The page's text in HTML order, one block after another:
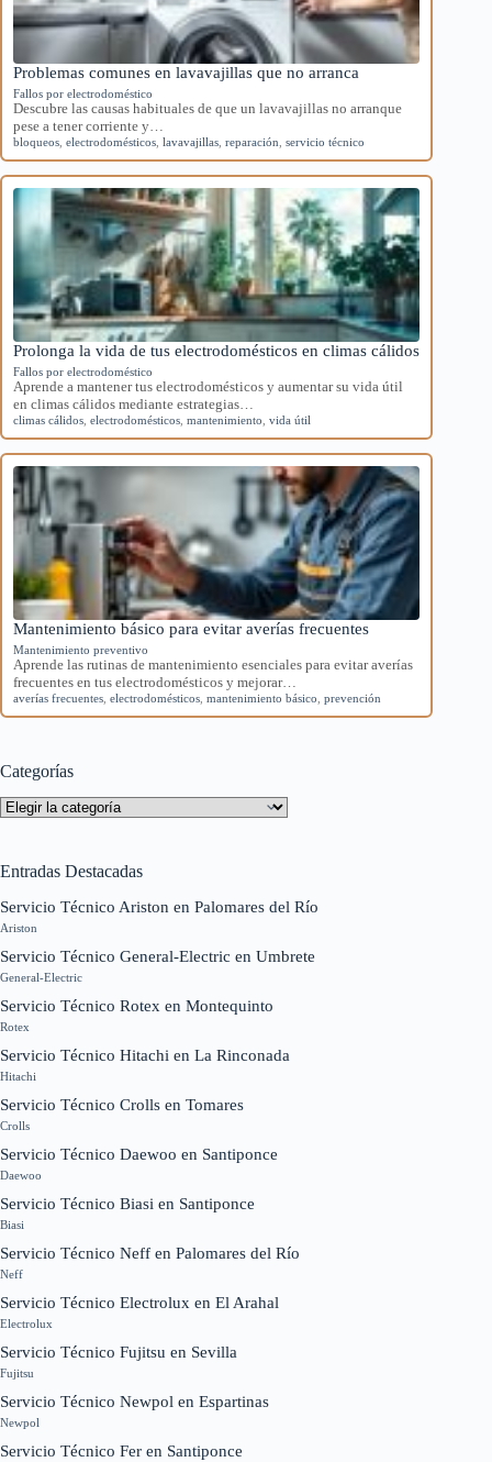
Problemas comunes en lavavajillas que no arranca
Fallos por electrodoméstico
Descubre las causas habituales de que un lavavajillas no arranque
pese a tener corriente y…
bloqueos electrodomésticos lavavajillas reparación servicio técnico
Prolonga la vida de tus electrodomésticos en climas cálidos
Fallos por electrodoméstico
Aprende a mantener tus electrodomésticos y aumentar su vida útil
en climas cálidos mediante estrategias…
climas cálidos electrodomésticos mantenimiento vida útil
Mantenimiento básico para evitar averías frecuentes
Mantenimiento preventivo
Aprende las rutinas de mantenimiento esenciales para evitar averías
frecuentes en tus electrodomésticos y mejorar…
averías frecuentes electrodomésticos mantenimiento básico prevención
Categorías
Categorías
Entradas Destacadas
Servicio Técnico Ariston en Palomares del Río
Ariston
Servicio Técnico General-Electric en Umbrete
General-Electric
Servicio Técnico Rotex en Montequinto
Rotex
Servicio Técnico Hitachi en La Rinconada
Hitachi
Servicio Técnico Crolls en Tomares
Crolls
Servicio Técnico Daewoo en Santiponce
Daewoo
Servicio Técnico Biasi en Santiponce
Biasi
Servicio Técnico Neff en Palomares del Río
Neff
Servicio Técnico Electrolux en El Arahal
Electrolux
Servicio Técnico Fujitsu en Sevilla
Fujitsu
Servicio Técnico Newpol en Espartinas
Newpol
Servicio Técnico Fer en Santiponce